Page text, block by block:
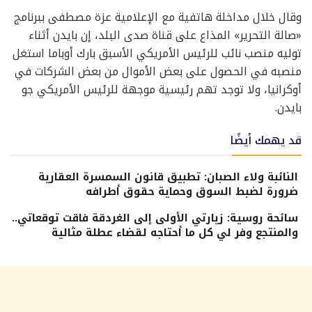
وقال خلال مداخلة هاتفية مع الإعلامية عزة مصطفى ببرنامج
«صالة التحرير» المذاع على قناة صدى البلد، إن بايدن أثناء
توليه منصب نائب للرئيس الأمريكي الأسبق بارك أوباما استغل
منصبه في الحصول على بعض الأموال من بعض الشركات في
أوكرانيا، ولا توجد تهم رئيسية موجهة للرئيس الأمريكي جو
بايدن.
قد يهمك أيضًا
النائبة ولاء الصبان: تطبيق قانون السمسرة العقارية
ضرورة لضبط السوق وحماية حقوق أطرافه
سائحة روسية: زيارتي الأولى إلى الغردقة فاقت توقعاتي..
والمنتجع وفر لي كل ما أحتاجه لقضاء عطلة مثالية